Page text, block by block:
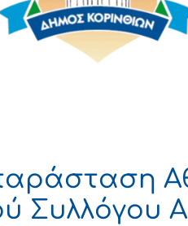
Συλλόγου